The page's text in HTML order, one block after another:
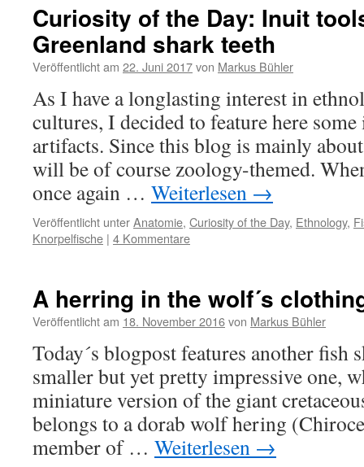
Curiosity of the Day: Inuit
Greenland shark teeth
Veröffentlicht am 22. Juni 2017von Markus Bühler
As I have a longlasting interest in
cultures, I decided to feature here
artifacts. Since this blog is mainly
will be of course zoology-themed.
once again … Weiterlesen →
Veröffentlicht unterAnatomie, Curiosity of the Day, Ethnology,
Knorpelfische | 4 Kommentare
A herring in the wolf´s
Veröffentlicht am 18. November 2016von Markus Bühler
Today´s blogpost features another fish
smaller but yet pretty impressive one,
miniature version of the giant
belongs to a dorab wolf hering
member of … Weiterlesen →